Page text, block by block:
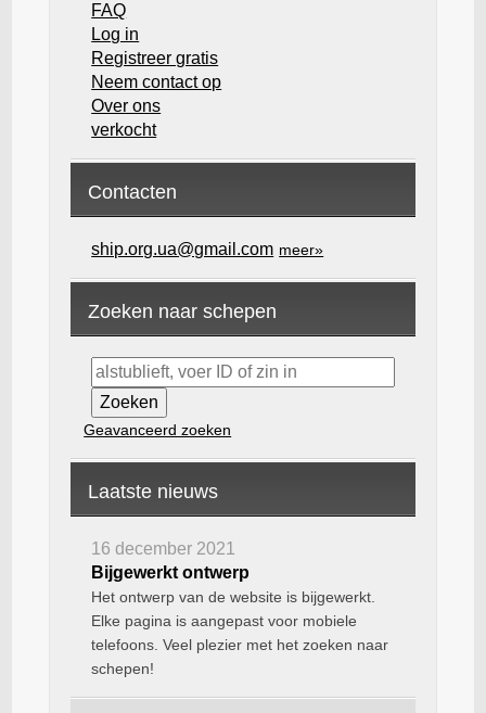
FAQ
Log in
Registreer gratis
Neem contact op
Over ons
verkocht
Contacten
ship.org.ua@gmail.com meer»
Zoeken naar schepen
Geavanceerd zoeken
Laatste nieuws
16 december 2021
Bijgewerkt ontwerp
Het ontwerp van de website is bijgewerkt.
Elke pagina is aangepast voor mobiele
telefoons. Veel plezier met het zoeken naar
schepen!